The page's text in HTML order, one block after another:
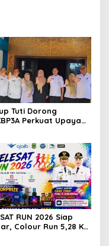
Tuti Dorong
Perkuat Upaya
RUN 2026 Siap
Colour Run 5,28 Km